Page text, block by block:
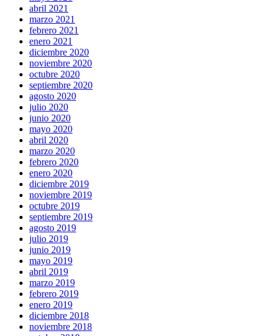
abril 2021
marzo 2021
febrero 2021
enero 2021
diciembre 2020
noviembre 2020
octubre 2020
septiembre 2020
agosto 2020
julio 2020
junio 2020
mayo 2020
abril 2020
marzo 2020
febrero 2020
enero 2020
diciembre 2019
noviembre 2019
octubre 2019
septiembre 2019
agosto 2019
julio 2019
junio 2019
mayo 2019
abril 2019
marzo 2019
febrero 2019
enero 2019
diciembre 2018
noviembre 2018